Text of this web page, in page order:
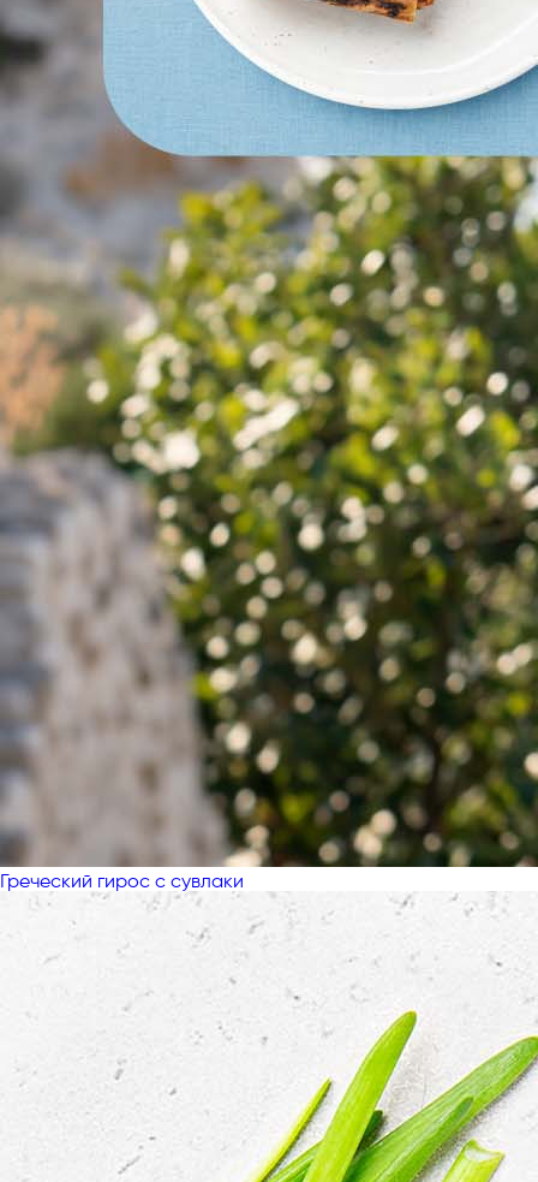
Греческий гирос с сувлаки